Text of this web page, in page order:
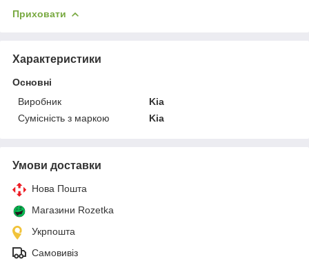
Приховати
Характеристики
Основні
Виробник
Kia
Сумісність з маркою
Kia
Умови доставки
Нова Пошта
Магазини Rozetka
Укрпошта
Самовивіз